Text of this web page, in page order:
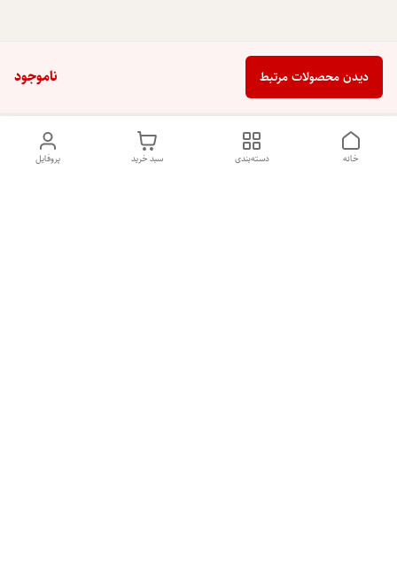
ناموجود دیدن محصولات مرتبط
پروفایل سبد خرید دسته‌بندی خانه